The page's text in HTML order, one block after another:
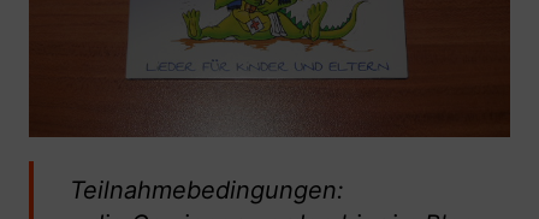
Teilnahmebedingungen: